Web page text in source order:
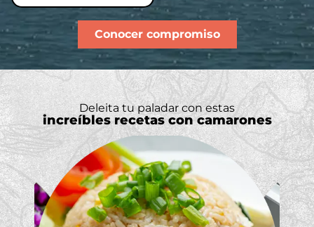
Conocer compromiso
Deleita tu paladar con estas
increíbles recetas con camarones